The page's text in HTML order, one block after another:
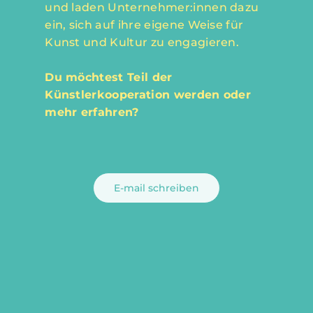
und laden Unternehmer:innen dazu
ein, sich auf ihre eigene Weise für
Kunst und Kultur zu engagieren.
Du möchtest Teil der
Künstlerkooperation werden oder
mehr erfahren?
E-mail schreiben